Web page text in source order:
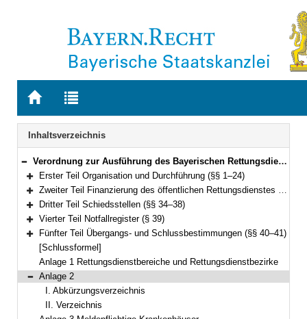
Zur
von
BAYERN.RECHT
Zur
der
letzten
Suche
Navigation
Inhaltsverzeichnis
Bereich reduzieren
Verordnung zur Ausführung des Bayerischen Rettungsdienstgesetzes (AVBayRDG) Vom 30. November 2010 (GVBl. S. 786) BayRS 215-5-1-5-I (§§ 1–41)
Bereich erweitern
Erster Teil Organisation und Durchführung (§§ 1–24)
Bereich erweitern
Zweiter Teil Finanzierung des öffentlichen Rettungsdienstes (§§ 25–33)
Bereich erweitern
Dritter Teil Schiedsstellen (§§ 34–38)
Bereich erweitern
Vierter Teil Notfallregister (§ 39)
Bereich erweitern
Fünfter Teil Übergangs- und Schlussbestimmungen (§§ 40–41)
[Schlussformel]
Anlage 1 Rettungsdienstbereiche und Rettungsdienstbezirke
Bereich reduzieren
Anlage 2
I. Abkürzungsverzeichnis
II. Verzeichnis